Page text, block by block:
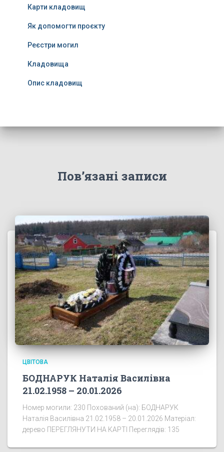
Карти кладовищ
Як допомогти проєкту
Реєстри могил
Кладовища
Опис кладовищ
Пов’язані записи
ЦВІТОВА
БОДНАРУК Наталія Василівна
21.02.1958 – 20.01.2026
Номер могили: 230 Похований (на): БОДНАРУК
Наталія Василівна 21.02.1958 – 20.01.2026 Матеріал:
дерево ПЕРЕГЛЯНУТИ НА КАРТІ Переглядів: 135